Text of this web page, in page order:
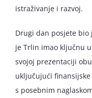
istraživanje i razvoj.
Drugi dan posjete bio
je Trlin imao ključnu
svojoj prezentaciji
uključujući
s posebnim